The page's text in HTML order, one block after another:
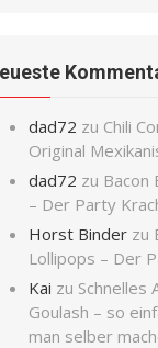
dad72 zu Chili
Original
dad72 zu Bacon
– Der Party
Horst Binder zu
Lollipops – Der
Kai zu Schnelles
Goulash – so
man selber